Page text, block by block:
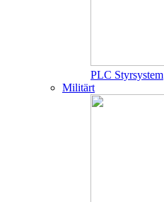
PLC Styrsystem
Militärt